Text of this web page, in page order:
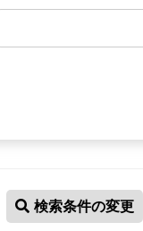
検索条件の変更